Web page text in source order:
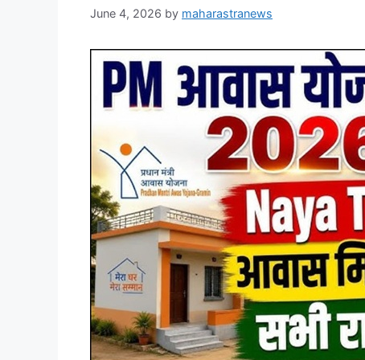
June 4, 2026 by maharastranews